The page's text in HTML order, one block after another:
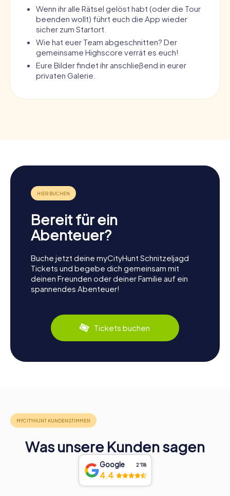
Wenn ihr alle Rätsel gelöst habt (oder die Tour
beenden wollt) führt euch die App wieder
sicher zum Startort.
Wie hat euer Team abgeschnitten? Der
gemeinsame Highscore verrät es euch!
Eure Bilder findet ihr anschließend in eurer
privaten Galerie.
Bereit für ein
Abenteuer?
Buche jetzt deine myCityHunt Schnitzeljagd
Tickets und begebe dich gemeinsam mit
deinen Freunden oder deiner Familie auf ein
spannendes Abenteuer!
Tickets buchen
Was unsere Kunden sagen
Google 2‘118
4.4